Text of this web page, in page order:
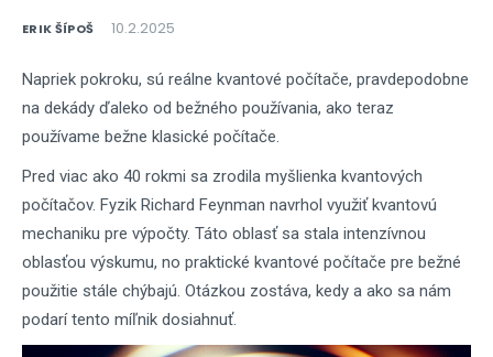
ERIK ŠÍPOŠ 10.2.2025
Napriek pokroku, sú reálne kvantové počítače, pravdepodobne
na dekády ďaleko od bežného používania, ako teraz
používame bežne klasické počítače.
Pred viac ako 40 rokmi sa zrodila myšlienka kvantových
počítačov. Fyzik Richard Feynman navrhol využiť kvantovú
mechaniku pre výpočty. Táto oblasť sa stala intenzívnou
oblasťou výskumu, no praktické kvantové počítače pre bežné
použitie stále chýbajú. Otázkou zostáva, kedy a ako sa nám
podarí tento míľnik dosiahnuť.